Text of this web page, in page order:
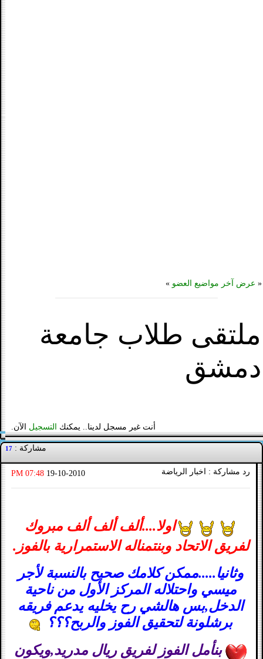
« عرض آخر مواضيع العضو »
ملتقى طلاب جامعة
دمشق
أنت غير مسجل لدينا.. يمكنك التسجيل الآن.
مشاركة : 17
رد مشاركة : اخبار الرياضة 19-10-2010
07:48 PM
اولا....ألف ألف ألف مبروك
لفريق الاتحاد وبنتمناله الاستمرارية بالفوز.
وثانيا.....ممكن كلامك صحيح بالنسبة لأجر
ميسي واحتلاله المركز الأول من ناحية
الدخل,بس هالشي رح يخليه يدعم فريقه
برشلونة لتحقيق الفوز والربح؟؟؟
بنأمل الفوز لفريق ريال مدريد,ويكون